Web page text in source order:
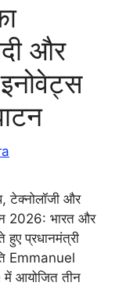
और
टेक्नोलॉजी और
2026: भारत और
प्रधानमंत्री
Emmanuel
आयोजित तीन